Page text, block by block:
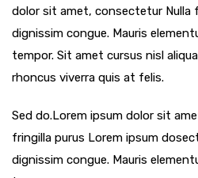
dolor sit amet, consectetur Nulla
dignissim congue. Mauris
tempor. Sit amet cursus nisl
rhoncus viverra quis at felis.
Sed do.Lorem ipsum dolor sit
fringilla purus Lorem ipsum
dignissim congue. Mauris